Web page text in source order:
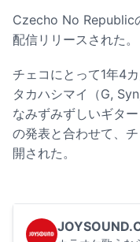
Czecho No Republic
配信リリースされた。
チェコにとって1年4
タカハシマイ（G,
なみずみずしいギタ
の発表と合わせて、
開された。